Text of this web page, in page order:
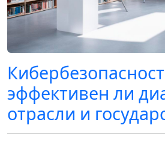
эффективен ли
отрасли и